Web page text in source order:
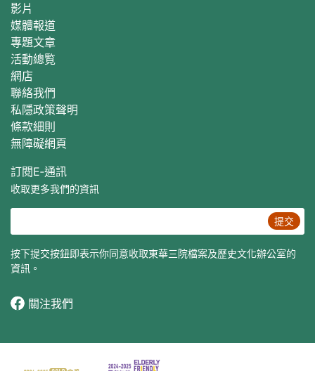
影片
媒體報道
專題文章
活動總覧
網店
聯絡我們
私隱政策聲明
條款細則
無障礙網頁
訂閱E‐通訊
收取更多我們的資訊
提交
按下提交按鈕即表示你同意收取東華三院檔案及歷史文化辦公室的
資訊。
關注我們